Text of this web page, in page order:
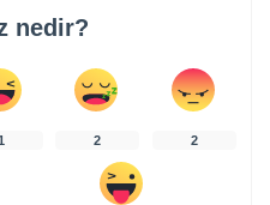
nedir?
2 2